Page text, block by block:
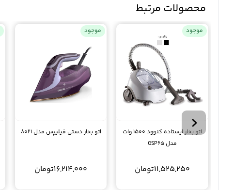
محصولات مرتبط
موجود
اتو بخار ایستاده کنوود 1500 وات
مدل GSP65
11,525,250تومان
موجود
اتو بخار دستی فیلیپس مدل 8021
16,214,000تومان